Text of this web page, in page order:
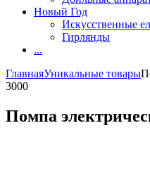
Новый Год
Искусственные
Гирлянды
...
ГлавнаяУникальные товары
3000
Помпа